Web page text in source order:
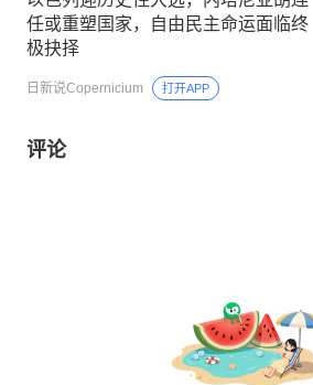
任或重塑国家，自由民主命运面临终
极抉择
日新说Copernicium 打开APP
评论